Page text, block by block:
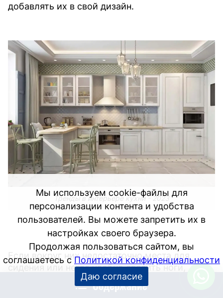
добавлять их в свой дизайн.
Тренды в интерьере кухни - 2023
Если вокруг них недостаточно места для
сидения или негде удобно свесить ноги,
возможно, вам придется пересмотреть свой
Содержание
Мы используем cookie-файлы для
персонализации контента и удобства
пользователей. Вы можете запретить их в
настройках своего браузера.
Продолжая пользоваться сайтом, вы
соглашаетесь сПолитикой конфиденциальности
Даю согласие